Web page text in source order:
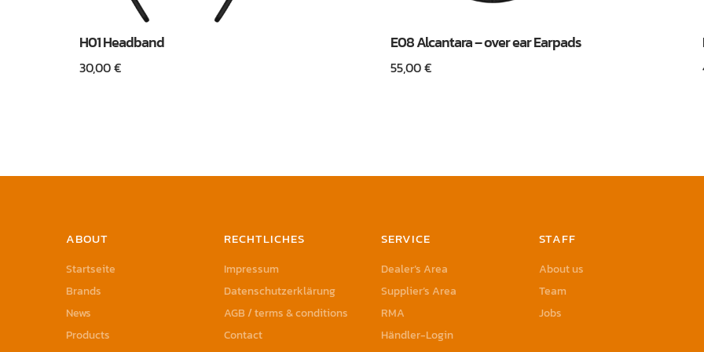
H01 Headband
30,00€
E08 Alcantara – over ear Earpads
55,00€
ABOUT
Startseite
Brands
News
Products
RECHTLICHES
Impressum
Datenschutzerklärung
AGB / terms & conditions
Contact
SERVICE
Dealer’s Area
Supplier’s Area
RMA
Händler-Login
STAFF
About us
Team
Jobs